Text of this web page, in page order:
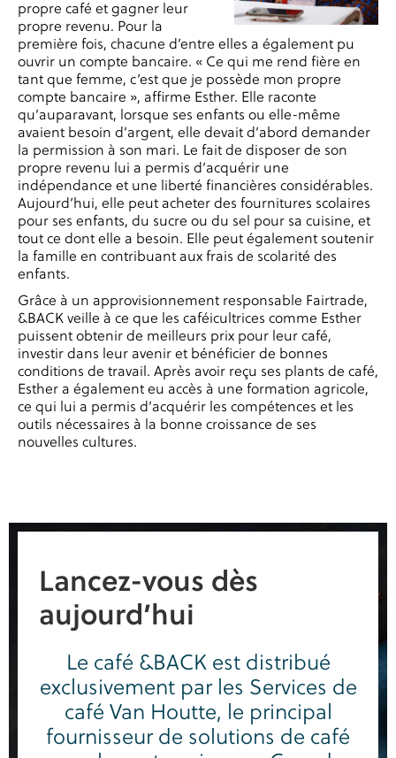
propre café et gagner leur
propre revenu. Pour la
première fois, chacune d’entre elles a également pu
ouvrir un compte bancaire. « Ce qui me rend fière en
tant que femme, c’est que je possède mon propre
compte bancaire », affirme Esther. Elle raconte
qu’auparavant, lorsque ses enfants ou elle-même
avaient besoin d’argent, elle devait d’abord demander
la permission à son mari. Le fait de disposer de son
propre revenu lui a permis d’acquérir une
indépendance et une liberté financières considérables.
Aujourd’hui, elle peut acheter des fournitures scolaires
pour ses enfants, du sucre ou du sel pour sa cuisine, et
tout ce dont elle a besoin. Elle peut également soutenir
la famille en contribuant aux frais de scolarité des
enfants.
Grâce à un approvisionnement responsable Fairtrade,
&BACK veille à ce que les caféicultrices comme Esther
puissent obtenir de meilleurs prix pour leur café,
investir dans leur avenir et bénéficier de bonnes
conditions de travail. Après avoir reçu ses plants de café,
Esther a également eu accès à une formation agricole,
ce qui lui a permis d’acquérir les compétences et les
outils nécessaires à la bonne croissance de ses
nouvelles cultures.
Lancez-vous dès
aujourd’hui
Le café &BACK est distribué
exclusivement par les Services de
café Van Houtte, le principal
fournisseur de solutions de café